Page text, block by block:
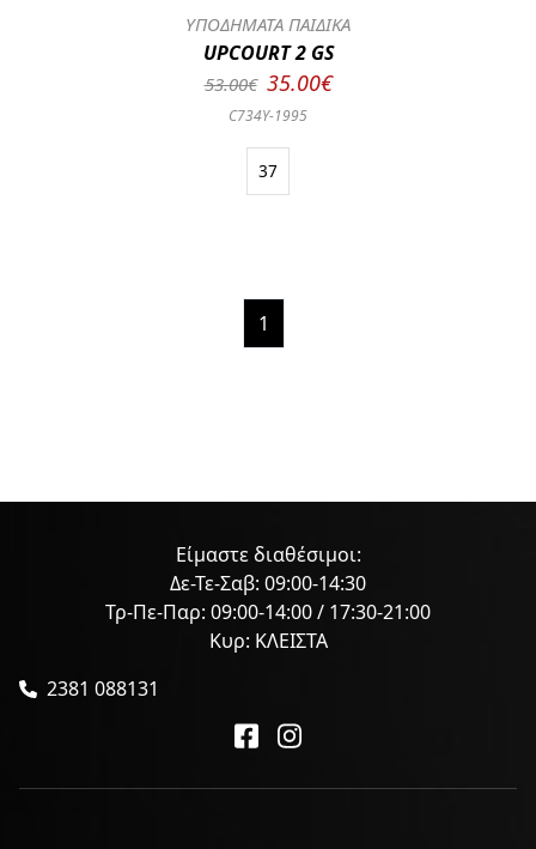
ΥΠΟΔΗΜΑΤΑ ΠΑΙΔΙΚΑ
UPCOURT 2 GS
53.00€ 35.00€
C734Y-1995
37
1
Είμαστε διαθέσιμοι:
Δε-Τε-Σαβ: 09:00-14:30
Τρ-Πε-Παρ: 09:00-14:00 / 17:30-21:00
Κυρ: ΚΛΕΙΣΤΑ
2381 088131